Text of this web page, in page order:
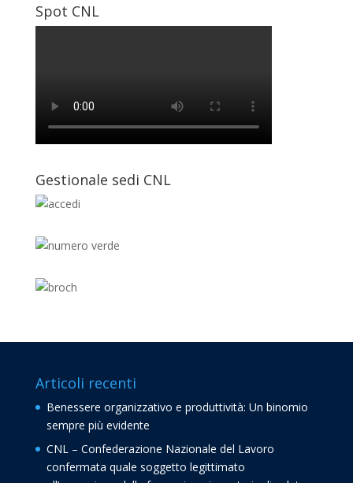
Spot CNL
Gestionale sedi CNL
Articoli recenti
Benessere organizzativo e produttività: Un binomio
sempre più evidente
CNL – Confederazione Nazionale del Lavoro
confermata quale soggetto legittimato